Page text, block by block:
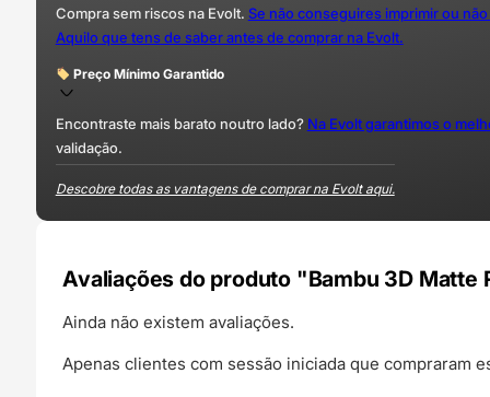
Compra sem riscos na Evolt. Se não conseguires imprimir ou
Aquilo que tens de saber antes de comprar na Evolt.
Preço Mínimo Garantido
Encontraste mais barato noutro lado? Na Evolt garantimos o
validação.
Descobre todas as vantagens de comprar na Evolt aqui.
Avaliações do produto "Bambu 3D Matte
Ainda não existem avaliações.
Apenas clientes com sessão iniciada que compraram